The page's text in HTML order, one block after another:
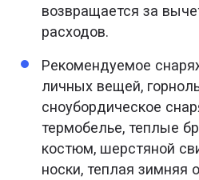
возвращается за
расходов.
Рекомендуемое
личных вещей,
сноубордическое
термобелье, теплые
костюм, шерстяной
носки, теплая зимняя